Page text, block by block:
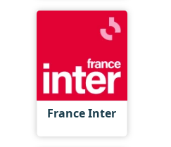
France Inter